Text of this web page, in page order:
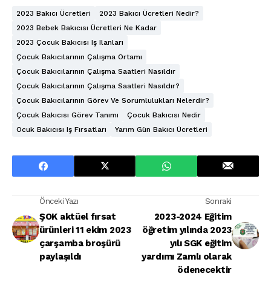
2023 Bakıcı Ücretleri
2023 Bakıcı Ücretleri Nedir?
2023 Bebek Bakıcısı Ücretleri Ne Kadar
2023 Çocuk Bakıcısı Iş Ilanları
Çocuk Bakıcılarının Çalışma Ortamı
Çocuk Bakıcılarının Çalışma Saatleri Nasıldır
Çocuk Bakıcılarının Çalışma Saatleri Nasıldır?
Çocuk Bakıcılarının Görev Ve Sorumlulukları Nelerdir?
Çocuk Bakıcısı Görev Tanımı
Çocuk Bakıcısı Nedir
Ocuk Bakıcısı Iş Fırsatları
Yarım Gün Bakıcı Ücretleri
Önceki Yazı
ŞOK aktüel fırsat
ürünleri 11 ekim 2023
çarşamba broşürü
paylaşıldı
Sonraki
2023-2024 Eğitim
öğretim yılında 2023
yılı SGK eğitim
yardımı Zamlı olarak
ödenecektir